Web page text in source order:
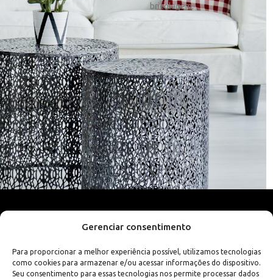
Gerenciar consentimento
Para proporcionar a melhor experiência possível, utilizamos tecnologias
como cookies para armazenar e/ou acessar informações do dispositivo.
Seu consentimento para essas tecnologias nos permite processar dados
bricolagem.